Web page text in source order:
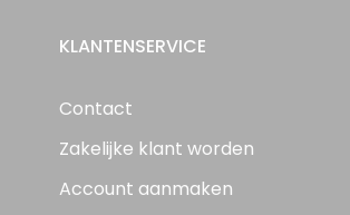
KLANTENSERVICE
Contact
Zakelijke klant worden
Account aanmaken